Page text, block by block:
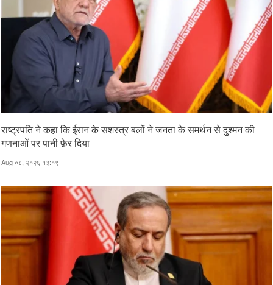
राष्ट्रपति ने कहा कि ईरान के सशस्त्र बलों ने जनता के समर्थन से दुश्मन की
गणनाओं पर पानी फ़ेर दिया
Aug ०८, २०२६ १३:०९